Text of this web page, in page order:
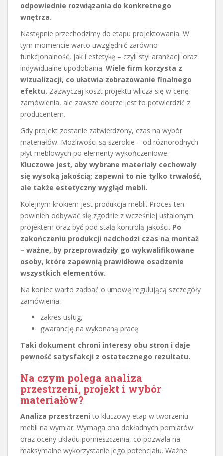
odpowiednie rozwiązania do konkretnego
wnętrza.
Następnie przechodzimy do etapu projektowania. W
tym momencie warto uwzględnić zarówno
funkcjonalność, jak i estetykę – czyli styl aranżacji oraz
indywidualne upodobania. Wiele firm korzysta z
wizualizacji, co ułatwia zobrazowanie finalnego
efektu. Zazwyczaj koszt projektu wlicza się w cenę
zamówienia, ale zawsze dobrze jest to potwierdzić z
producentem.
Gdy projekt zostanie zatwierdzony, czas na wybór
materiałów. Możliwości są szerokie – od różnorodnych
płyt meblowych po elementy wykończeniowe.
Kluczowe jest, aby wybrane materiały cechowały
się wysoką jakością; zapewni to nie tylko trwałość,
ale także estetyczny wygląd mebli.
Kolejnym krokiem jest produkcja mebli. Proces ten
powinien odbywać się zgodnie z wcześniej ustalonym
projektem oraz być pod stałą kontrolą jakości. Po
zakończeniu produkcji nadchodzi czas na montaż
– ważne, by przeprowadziły go wykwalifikowane
osoby, które zapewnią prawidłowe osadzenie
wszystkich elementów.
Na koniec warto zadbać o umowę regulującą szczegóły
zamówienia:
zakres usług,
gwarancję na wykonaną pracę.
Taki dokument chroni interesy obu stron i daje
pewność satysfakcji z ostatecznego rezultatu.
Na czym polega analiza
przestrzeni, projekt i wybór
materiałów?
Analiza przestrzeni to kluczowy etap w tworzeniu
mebli na wymiar. Wymaga ona dokładnych pomiarów
oraz oceny układu pomieszczenia, co pozwala na
maksymalne wykorzystanie jego potencjału. Ważne